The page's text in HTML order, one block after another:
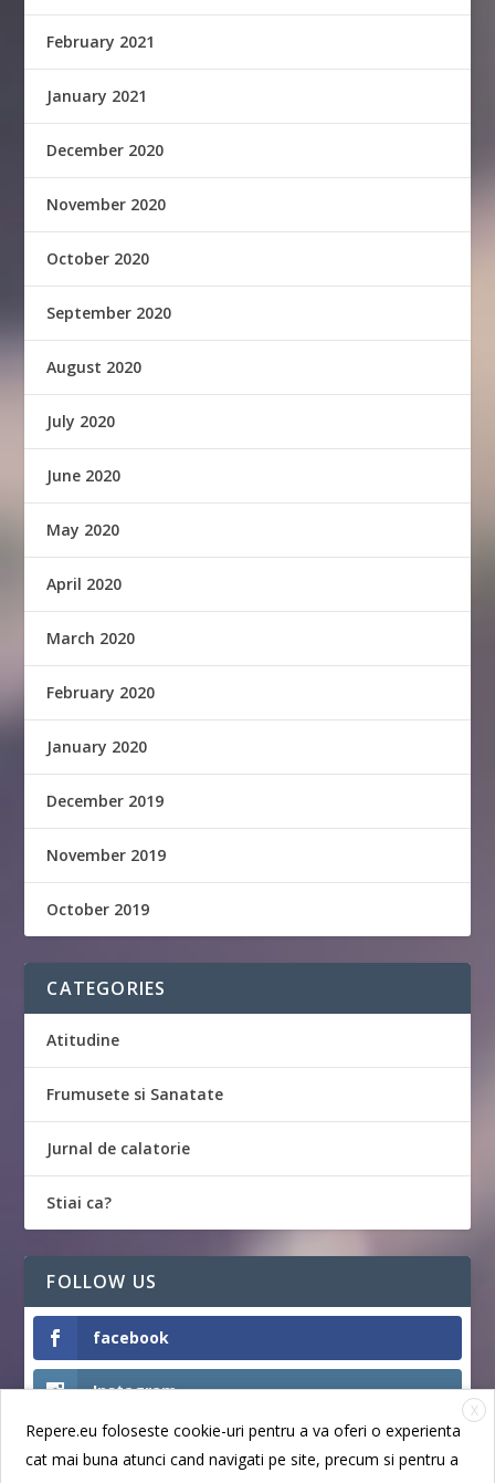
February 2021
January 2021
December 2020
November 2020
October 2020
September 2020
August 2020
July 2020
June 2020
May 2020
April 2020
March 2020
February 2020
January 2020
December 2019
November 2019
October 2019
CATEGORIES
Atitudine
Frumusete si Sanatate
Jurnal de calatorie
Stiai ca?
FOLLOW US
facebook
Instagram
Like
X
Repere.eu foloseste cookie-uri pentru a va oferi o experienta
cat mai buna atunci cand navigati pe site, precum si pentru a